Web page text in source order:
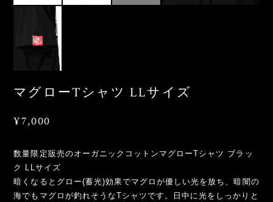
マグローTシャツ LLサイズ
¥7,000
数量限定販売のオーガニックコットンマグローTシャツ ブラッ
ク LLサイズ
暗くなるとグロー(蓄光)効果でマグロが優しい光を放ち、暗闇の
海でもマグロが釣れそうなTシャツです。日中に光をしっかりと